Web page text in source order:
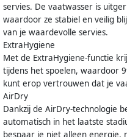
servies. De vaatwasser is
waardoor ze stabiel en veilig
van je waardevolle servies.
ExtraHygiene
Met de ExtraHygiene-functie
tijdens het spoelen, waardoor
kunt erop vertrouwen dat je
AirDry
Dankzij de AirDry-technologie
automatisch in het laatste
bespaar je niet alleen energie,